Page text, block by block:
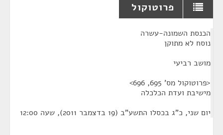
פרוטוקול
הכנסת השמונה-עשרה
נוסח לא מתוקן
מושב רביעי
<פרוטוקול מס' 695, 696>
מישיבת ועדת הכלכלה
יום שני, כ"ג בכסלו התשע"ב (19 בדצמבר 2011), שעה 12:00